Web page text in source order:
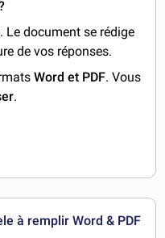
document se rédige
de vos réponses.
Word et PDF. Vous
.
à remplir Word & PDF